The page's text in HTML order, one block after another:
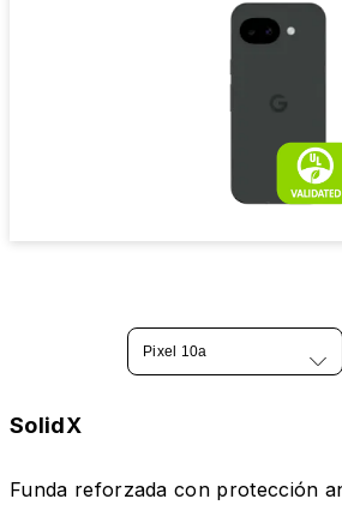
Pixel 10a
SolidX
Funda reforzada con protección